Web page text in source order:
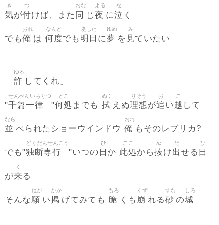
気
き
が付
つ
けば、また 同
おな
じ夜
よる
に泣
な
く
でも俺
おれ
は 何度
なんど
でも 明日
あした
に夢
ゆめ
を 見
み
ていたい
「 許
ゆる
してくれ」
"千篇一律
せんぺんいちりつ
"何処
どこ
までも 拭
ぬぐ
えぬ理想
りそう
が追
お
い越
こ
して
並
なら
べられたショーウインドウ 俺
おれ
もそのレプリカ?
でも"独断専行
どくだんせんこう
"いつの 日
ひ
か 此処
ここ
から抜
ぬ
け出
だ
せる 日
ひ
が来
く
る
そんな願
ねが
い掲
かか
げてみても 脆
もろ
くも 崩
くず
れる砂
すな
の城
しろ